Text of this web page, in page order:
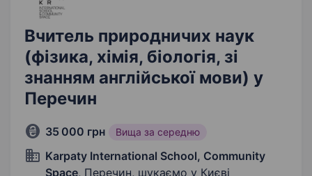
Вчитель природничих наук
(фізика, хімія, біологія, зі
знанням англійської мови) у
Перечин
35 000 грн Вища за середню
Karpaty International School, Community
Space, Перечин, шукаємо у Києві